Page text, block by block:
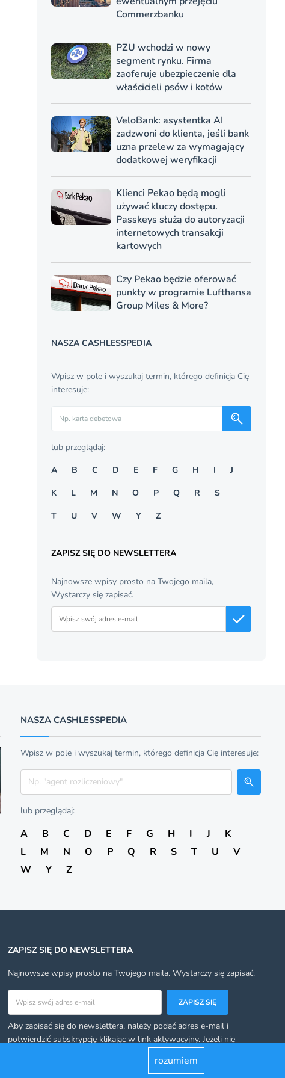
Commerzbanku
PZU wchodzi w nowy
segment rynku. Firma
zaoferuje ubezpieczenie dla
właścicieli psów i kotów
VeloBank: asystentka AI
zadzwoni do klienta, jeśli bank
uzna przelew za wymagający
dodatkowej weryfikacji
Klienci Pekao będą mogli
używać kluczy dostępu.
Passkeys służą do autoryzacji
internetowych transakcji
kartowych
Czy Pekao będzie oferować
punkty w programie Lufthansa
Group Miles & More?
NASZA CASHLESSPEDIA
Wpisz w pole i wyszukaj termin, którego definicja Cię
interesuje:
lub przeglądaj:
A
B C D E F G H I
J
K
L M N O P Q R
S
T
U V W Y Z
ZAPISZ SIĘ DO NEWSLETTERA
Najnowsze wpisy prosto na Twojego maila,
Wystarczy się zapisać.
NASZA CASHLESSPEDIA
Wpisz w pole i wyszukaj termin, którego definicja Cię interesuje:
Szukaj
lub przeglądaj:
A B C D E F G H I J
K
L
M N O P Q R S T U
V
W
Y Z
ZAPISZ SIĘ DO NEWSLETTERA
Najnowsze wpisy prosto na Twojego maila. Wystarczy się zapisać.
Adres email
ZAPISZ SIĘ
Aby zapisać się do newslettera, należy podać adres e-mail i
potwierdzić subskrypcję klikając w link aktywacyjny. Jeżeli nie
rozumiem